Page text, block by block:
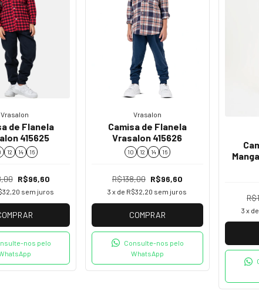
Vrasalon
de Flanela
415625
12 14 16
R$96,60
sem juros
nos pelo
Vrasalon
Camisa de Flanela
Vrasalon 415626
10 12 14 16
R$138,00 R$96,60
3 x de R$32,20 sem juros
COMPRAR
Consulte-nos pelo
WhatsApp
3 x de